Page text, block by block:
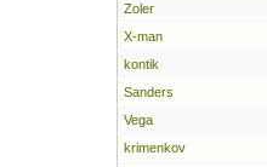
Zoler
X-man
kontik
Sanders
Vega
krimenkov